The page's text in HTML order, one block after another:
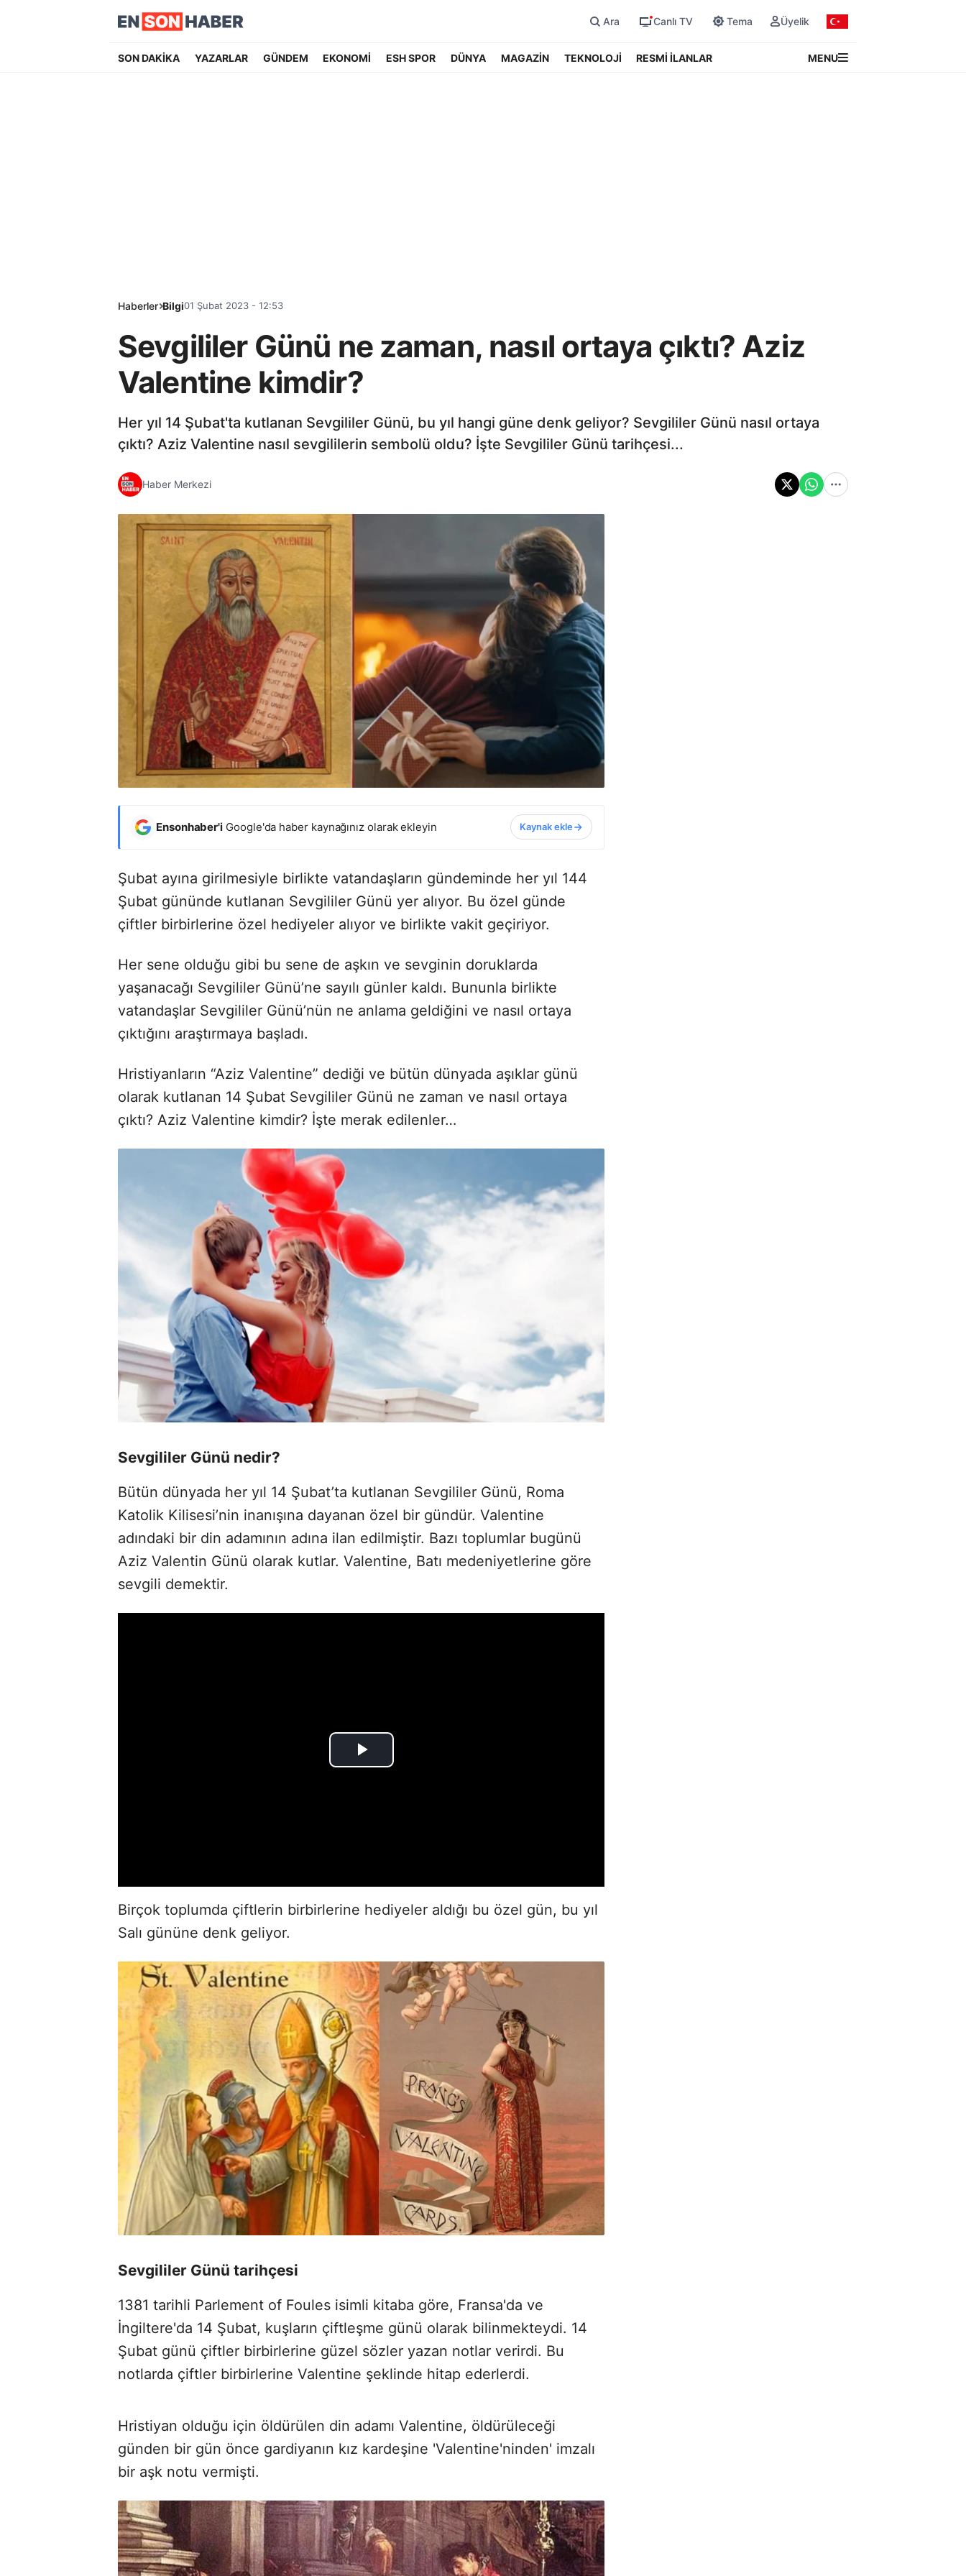
Ara Canlı TV Tema Üyelik
SON DAKİKA YAZARLAR GÜNDEM EKONOMİ ESH SPOR DÜNYA MAGAZİN TEKNOLOJİ RESMİ İLANLAR MENU
Haberler Bilgi01 Şubat 2023 - 12:53
Sevgililer Günü ne zaman, nasıl ortaya çıktı? Aziz
Valentine kimdir?
Her yıl 14 Şubat'ta kutlanan Sevgililer Günü, bu yıl hangi güne denk geliyor? Sevgililer Günü nasıl ortaya
çıktı? Aziz Valentine nasıl sevgililerin sembolü oldu? İşte Sevgililer Günü tarihçesi...
Haber Merkezi
Ensonhaber'i Google'da haber kaynağınız olarak ekleyin Kaynak ekle
Şubat ayına girilmesiyle birlikte vatandaşların gündeminde her yıl 144
Şubat gününde kutlanan Sevgililer Günü yer alıyor. Bu özel günde
çiftler birbirlerine özel hediyeler alıyor ve birlikte vakit geçiriyor.
Her sene olduğu gibi bu sene de aşkın ve sevginin doruklarda
yaşanacağı Sevgililer Günü’ne sayılı günler kaldı. Bununla birlikte
vatandaşlar Sevgililer Günü’nün ne anlama geldiğini ve nasıl ortaya
çıktığını araştırmaya başladı.
Hristiyanların “Aziz Valentine” dediği ve bütün dünyada aşıklar günü
olarak kutlanan 14 Şubat Sevgililer Günü ne zaman ve nasıl ortaya
çıktı? Aziz Valentine kimdir? İşte merak edilenler…
Sevgililer Günü nedir?
Bütün dünyada her yıl 14 Şubat’ta kutlanan Sevgililer Günü, Roma
Katolik Kilisesi’nin inanışına dayanan özel bir gündür. Valentine
adındaki bir din adamının adına ilan edilmiştir. Bazı toplumlar bugünü
Aziz Valentin Günü olarak kutlar. Valentine, Batı medeniyetlerine göre
sevgili demektir.
Birçok toplumda çiftlerin birbirlerine hediyeler aldığı bu özel gün, bu yıl
Salı gününe denk geliyor.
Sevgililer Günü tarihçesi
1381 tarihli Parlement of Foules isimli kitaba göre, Fransa'da ve
İngiltere'da 14 Şubat, kuşların çiftleşme günü olarak bilinmekteydi. 14
Şubat günü çiftler birbirlerine güzel sözler yazan notlar verirdi. Bu
notlarda çiftler birbirlerine Valentine şeklinde hitap ederlerdi.
Hristiyan olduğu için öldürülen din adamı Valentine, öldürüleceği
günden bir gün önce gardiyanın kız kardeşine 'Valentine'ninden' imzalı
bir aşk notu vermişti.